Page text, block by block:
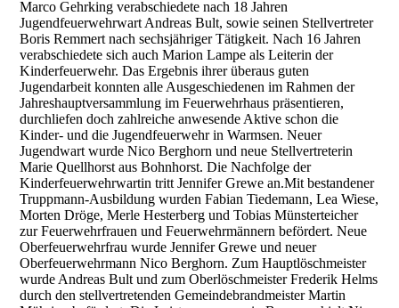
Marco Gehrking verabschiedete nach 18 Jahren
Jugendfeuerwehrwart Andreas Bult, sowie seinen Stellvertreter
Boris Remmert nach sechsjähriger Tätigkeit. Nach 16 Jahren
verabschiedete sich auch Marion Lampe als Leiterin der
Kinderfeuerwehr. Das Ergebnis ihrer überaus guten
Jugendarbeit konnten alle Ausgeschiedenen im Rahmen der
Jahreshauptversammlung im Feuerwehrhaus präsentieren,
durchliefen doch zahlreiche anwesende Aktive schon die
Kinder- und die Jugendfeuerwehr in Warmsen. Neuer
Jugendwart wurde Nico Berghorn und neue Stellvertreterin
Marie Quellhorst aus Bohnhorst. Die Nachfolge der
Kinderfeuerwehrwartin tritt Jennifer Grewe an.Mit bestandener
Truppmann-Ausbildung wurden Fabian Tiedemann, Lea Wiese,
Morten Dröge, Merle Hesterberg und Tobias Münsterteicher
zur Feuerwehrfrauen und Feuerwehrmännern befördert. Neue
Oberfeuerwehrfrau wurde Jennifer Grewe und neuer
Oberfeuerwehrmann Nico Berghorn. Zum Hauptlöschmeister
wurde Andreas Bult und zum Oberlöschmeister Frederik Helms
durch den stellvertretenden Gemeindebrandmeister Martin